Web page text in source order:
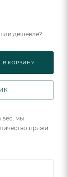
дешевле?
В КОРЗИНУ
вес, мы
пряжи